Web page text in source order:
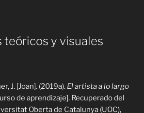
teóricos y visuales
J. [Joan]. (2019a). El artista a lolargo
de aprendizaje]. Recuperado del
Oberta de Catalunya (UOC),